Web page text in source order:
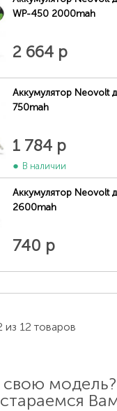
WP-450 2000mah
2 664 р
Аккумулятор Neovolt
750mah
1 784 р
В наличии
Аккумулятор Neovolt
2600mah
740 р
12 товаров
модель?